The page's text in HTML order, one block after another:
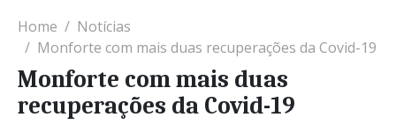
Home
Notícias
Monforte com mais duas recuperações da Covid-19
Monforte com mais duas
recuperações da Covid-19